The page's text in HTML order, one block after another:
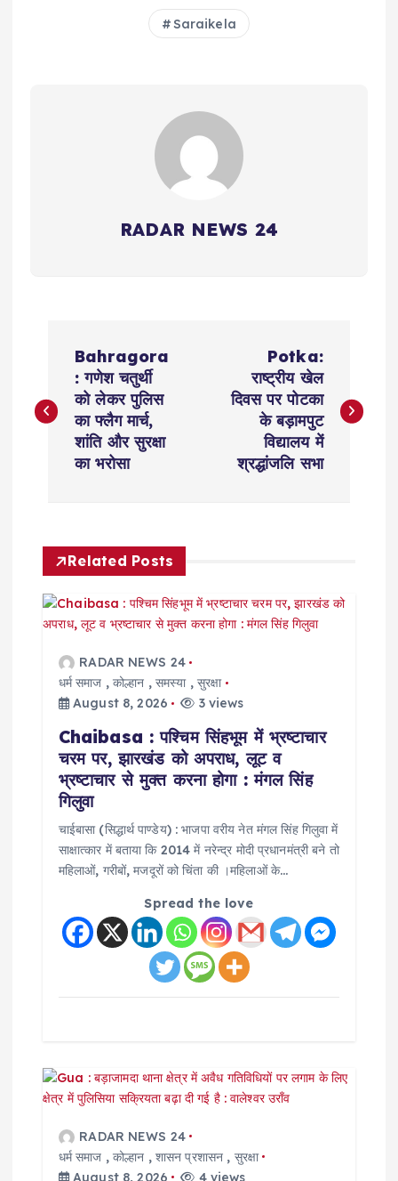
Saraikela
RADAR NEWS 24
s
a
v
Bahragora
: गणेश चतुर्थी
को लेकर पुलिस
का फ्लैग मार्च,
शांति और सुरक्षा
का भरोसा
Potka:
राष्ट्रीय खेल
दिवस पर पोटका
के बड़ामपुट
विद्यालय में
श्रद्धांजलि सभा
Related Posts
RADAR NEWS 24
धर्म समाज ,कोल्हान , समस्या, सुरक्षा
August 8, 2026
3 views
Chaibasa : पश्चिम सिंहभूम में भ्रष्टाचार
चरम पर, झारखंड को अपराध, लूट व
भ्रष्टाचार से मुक्त करना होगा : मंगल सिंह
गिलुवा
चाईबासा (सिद्धार्थ पाण्डेय) : भाजपा वरीय नेत मंगल सिंह गिलुवा में
साक्षात्कार में बताया कि 2014 में नरेन्द्र मोदी प्रधानमंत्री बने तो
महिलाओं, गरीबों, मजदूरों को चिंता की ।महिलाओं के…
Spread the love
RADAR NEWS 24
धर्म समाज ,कोल्हान , शासन प्रशासन , सुरक्षा
August 8, 2026
4 views